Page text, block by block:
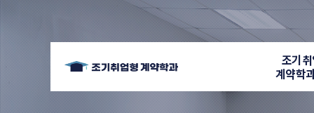
조기
계약학